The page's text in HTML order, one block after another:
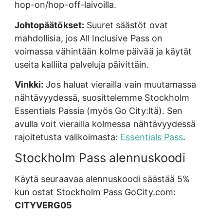
hop-on/hop-off-laivoilla.
Johtopäätökset: Suuret säästöt ovat
mahdollisia, jos All Inclusive Pass on
voimassa vähintään kolme päivää ja käytät
useita kalliita palveluja päivittäin.
Vinkki: Jos haluat vierailla vain muutamassa
nähtävyydessä, suosittelemme Stockholm
Essentials Passia (myös Go City:ltä). Sen
avulla voit vierailla kolmessa nähtävyydessä
rajoitetusta valikoimasta: Essentials Pass.
Stockholm Pass alennuskoodi
Käytä seuraavaa alennuskoodi säästää 5%
kun ostat Stockholm Pass GoCity.com:
CITYVERG05